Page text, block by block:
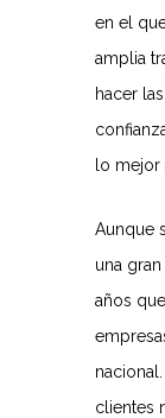
en el
amplia
hacer
lo mejor
Aunque
una
años
clientes